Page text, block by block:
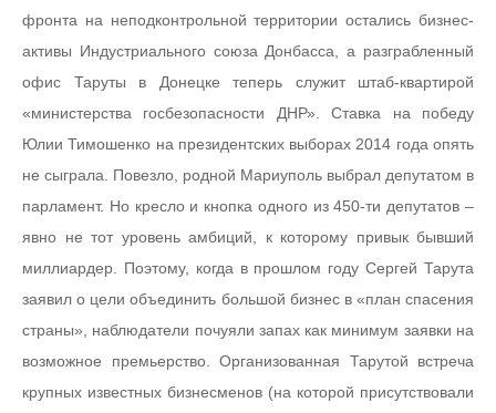
фронта на неподконтрольной территории остались бизнес-
активы Индустриального союза Донбасса, а разграбленный
офис Таруты в Донецке теперь служит штаб-квартирой
«министерства госбезопасности ДНР». Ставка на победу
Юлии Тимошенко на президентских выборах 2014 года опять
не сыграла. Повезло, родной Мариуполь выбрал депутатом в
парламент. Но кресло и кнопка одного из 450-ти депутатов –
явно не тот уровень амбиций, к которому привык бывший
миллиардер. Поэтому, когда в прошлом году Сергей Тарута
заявил о цели объединить большой бизнес в «план спасения
страны», наблюдатели почуяли запах как минимум заявки на
возможное премьерство. Организованная Тарутой встреча
крупных известных бизнесменов (на которой присутствовали